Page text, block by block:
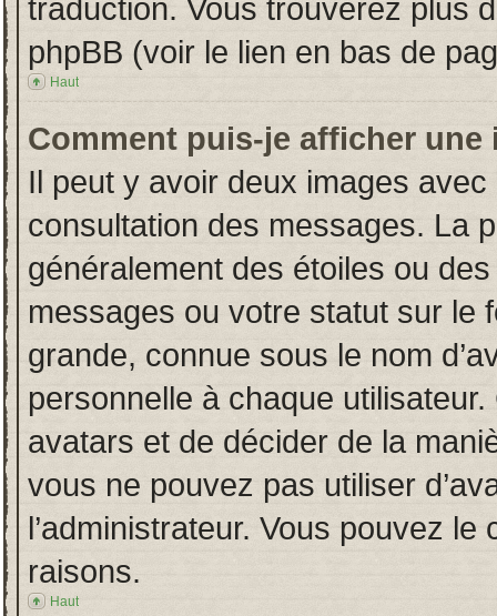
traduction. Vous trouverez plus
phpBB (voir le lien en bas de
Haut
Comment puis-je afficher une
Il peut y avoir deux images
consultation des messages. La
généralement des étoiles ou
messages ou votre statut sur le
grande, connue sous le nom
personnelle à chaque utilisateur.
avatars et de décider de la
vous ne pouvez pas utiliser
l’administrateur. Vous pouvez
raisons.
Haut